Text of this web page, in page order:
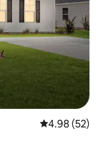
평점 4.98점(5
4.98 (52)